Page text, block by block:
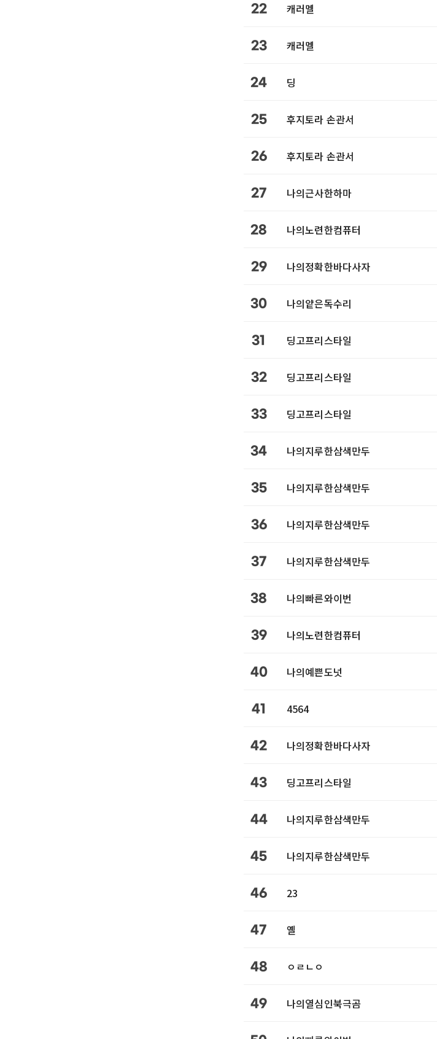
22 캐러멜
23 캐러멜
24 딩
25 후지토라 손관서
26 후지토라 손관서
27 나의근사한하마
28 나의노련한컴퓨터
29 나의정확한바다사자
30 나의얕은독수리
31 딩고프리스타일
32 딩고프리스타일
33 딩고프리스타일
34 나의지루한삼색만두
35 나의지루한삼색만두
36 나의지루한삼색만두
37 나의지루한삼색만두
38 나의빠른와이번
39 나의노련한컴퓨터
40 나의예쁜도넛
41 4564
42 나의정확한바다사자
43 딩고프리스타일
44 나의지루한삼색만두
45 나의지루한삼색만두
46 23
47 옐
48 ㅇㄹㄴㅇ
49 나의열심인북극곰